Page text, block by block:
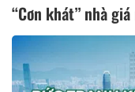
“Cơn khát” nhà